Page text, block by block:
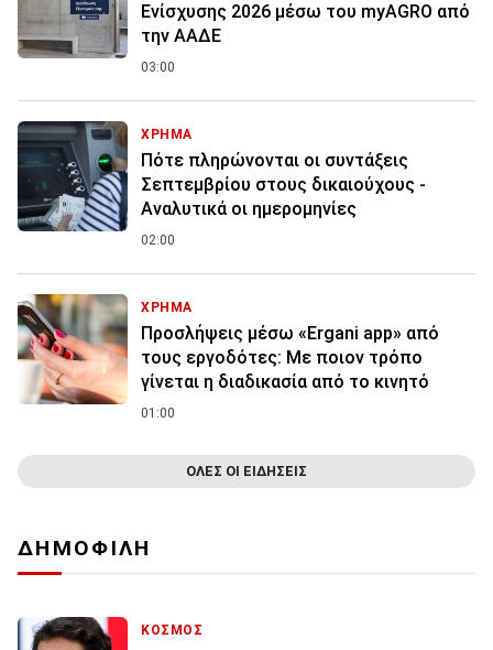
Ενίσχυσης 2026 μέσω του myAGRO από
την ΑΑΔΕ
03:00
ΧΡΗΜΑ
Πότε πληρώνονται οι συντάξεις
Σεπτεμβρίου στους δικαιούχους -
Αναλυτικά οι ημερομηνίες
02:00
ΧΡΗΜΑ
Προσλήψεις μέσω «Ergani app» από
τους εργοδότες: Με ποιον τρόπο
γίνεται η διαδικασία από το κινητό
01:00
ΟΛΕΣ ΟΙ ΕΙΔΗΣΕΙΣ
ΔΗΜΟΦΙΛΗ
ΚΟΣΜΟΣ